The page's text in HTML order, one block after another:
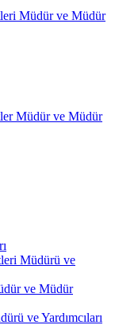
Müdür ve Müdür
Müdür ve Müdür
Müdürü ve
ve Müdür
ve Yardımcıları